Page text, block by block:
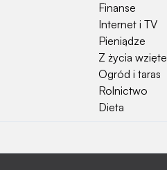
Finanse
Internet i TV
Pieniądze
Z życia wzięte
Ogród i taras
Rolnictwo
Dieta